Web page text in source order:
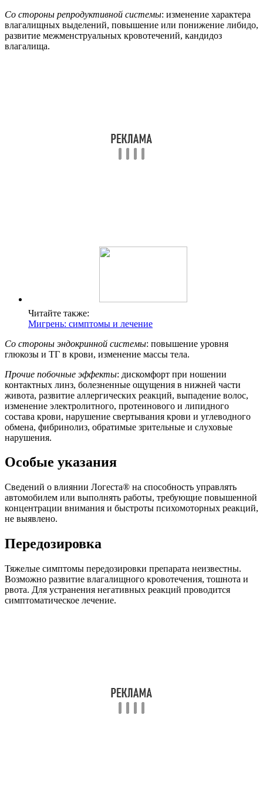
Со стороны репродуктивной системы: изменение характера
влагалищных выделений, повышение или понижение либидо,
развитие межменструальных кровотечений, кандидоз
влагалища.
Читайте также:
Мигрень: симптомы и лечение
Со стороны эндокринной системы: повышение уровня
глюкозы и ТГ в крови, изменение массы тела.
Прочие побочные эффекты: дискомфорт при ношении
контактных линз, болезненные ощущения в нижней части
живота, развитие аллергических реакций, выпадение волос,
изменение электролитного, протеинового и липидного
состава крови, нарушение свертывания крови и углеводного
обмена, фибринолиз, обратимые зрительные и слуховые
нарушения.
Особые указания
Сведений о влиянии Логеста® на способность управлять
автомобилем или выполнять работы, требующие повышенной
концентрации внимания и быстроты психомоторных реакций,
не выявлено.
Передозировка
Тяжелые симптомы передозировки препарата неизвестны.
Возможно развитие влагалищного кровотечения, тошнота и
рвота. Для устранения негативных реакций проводится
симптоматическое лечение.